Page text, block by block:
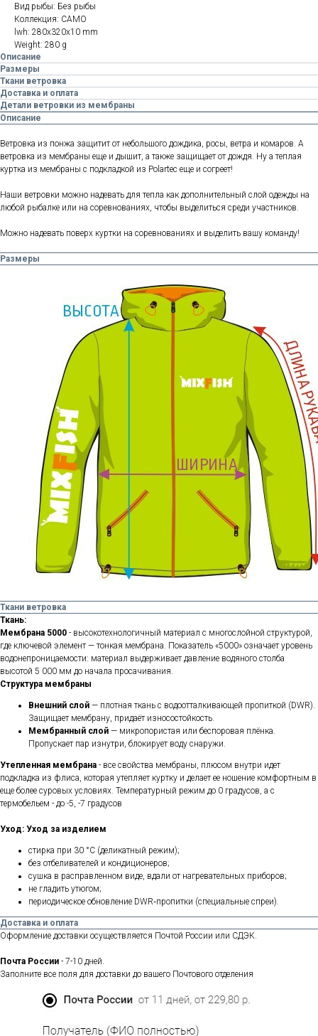
Вид рыбы: Без рыбы
Коллекция: CAMO
lwh: 280x320x10 mm
Weight: 280 g
Описание
Размеры
Ткани ветровка
Доставка и оплата
Детали ветровки из мембраны
Описание
Ветровка из понжа защитит от небольшого дождика, росы, ветра и комаров. А
ветровка из мембраны еще и дышит, а также защищает от дождя. Ну а теплая
куртка из мембраны с подкладкой из Polartec еще и согреет!
Наши ветровки можно надевать для тепла как дополнительный слой одежды на
любой рыбалке или на соревнованиях, чтобы выделиться среди участников.
Можно надевать поверх куртки на соревнованиях и выделить вашу команду!
Размеры
Ткани ветровка
Ткань:
Мембрана 5000 - высокотехнологичный материал с многослойной структурой,
где ключевой элемент — тонкая мембрана. Показатель «5000» означает уровень
водонепроницаемости: материал выдерживает давление водяного столба
высотой 5 000 мм до начала просачивания.
Структура мембраны
Внешний слой — плотная ткань с водоотталкивающей пропиткой (DWR).
Защищает мембрану, придаёт износостойкость.
Мембранный слой — микропористая или беспоровая плёнка.
Пропускает пар изнутри, блокирует воду снаружи.
Утепленная мембрана - все свойства мембраны, плюсом внутри идет
подкладка из флиса, которая утепляет куртку и делает ее ношение комфортным в
еще более суровых условиях. Температурный режим до 0 градусов, а с
термобельем - до -5, -7 градусов
Уход: Уход за изделием
стирка при 30 °C (деликатный режим);
без отбеливателей и кондиционеров;
сушка в расправленном виде, вдали от нагревательных приборов;
не гладить утюгом;
периодическое обновление DWR‑пропитки (специальные спреи).
Доставка и оплата
Оформление доставки осуществляется Почтой России или СДЭК.
Почта России - 7-10 дней.
Заполните все поля для доставки до вашего Почтового отделения